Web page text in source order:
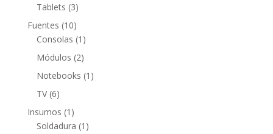
Tablets 33
productos
Fuentes 1010
productos
Consolas 1 1
producto
Módulos 22
productos
Notebooks 1 1
TV 66
productos
Insumos 1 1
producto
Soldadura 1 1